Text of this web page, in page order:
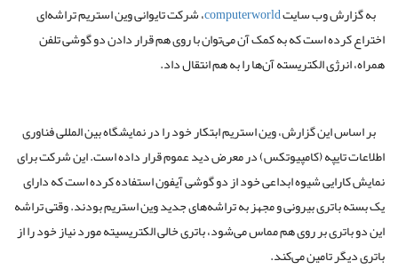
به گزارش وب سایتcomputerworld، شرکت تایوانی وین استریم تراشه‌ای
اختراع کرده است که به کمک آن می‌توان با روی هم قرار دادن دو گوشی تلفن
همراه، انرژی الکتریسته آن‌ها را به هم انتقال داد.
بر اساس این گزارش، وین استریم ابتکار خود را در نمایشگاه بین المللی فناوری
اطلاعات تایپه (کامپیوتکس) در معرض دید عموم قرار داده است. این شرکت برای
نمایش کارایی شیوه ابداعی خود از دو گوشی آیفون استفاده کرده است که دارای
یک بسته باتری بیرونی و مجهز به تراشه‌های جدید وین استریم بودند. وقتی تراشه
این دو باتری بر روی هم مماس می‌شود، باتری خالی الکتریسیته مورد نیاز خود را از
باتری دیگر تامین می‌کند.